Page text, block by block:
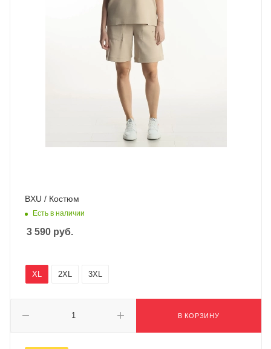
BXU / Костюм
Есть в наличии
3 590 руб.
В КОРЗИНУ
XL 2XL 3XL